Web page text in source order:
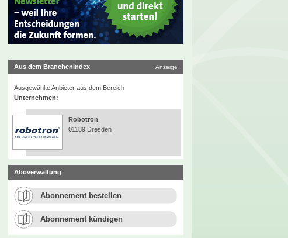
Aus dem Branchenindex Anzeige
Ausgewählte Anbieter aus dem Bereich
Unternehmen:
Robotron
01189 Dresden
Aboverwaltung
Abonnement bestellen
Abonnement kündigen